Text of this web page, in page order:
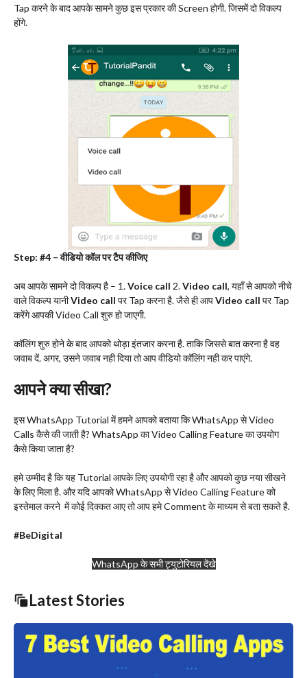
Tap करने के बाद आपके सामने कुछ इस प्रकार की Screen होगी. जिसमें दो विकल्प
होंगे.
Step: #4 – वीडियो कॉल पर टैप कीजिए
अब आपके सामने दो विकल्प है – 1.Voice call 2.Video call, यहाँ से आपको नीचे
वाले विकल्प यानीVideo call पर Tap करना है. जैसे ही आपVideo call पर Tap
करेंगे आपकी Video Call शुरु हो जाएगी.
कॉलिंग शुरु होने के बाद आपको थोड़ा इंतजार करना है. ताकि जिससे बात करना है वह
जवाब दें. अगर, उसने जवाब नही दिया तो आप वीडियो कॉलिंग नही कर पाएंगे.
आपने क्या सीखा?
इस WhatsApp Tutorial में हमने आपको बताया कि WhatsApp से Video
Calls कैसे की जाती है? WhatsApp का Video Calling Feature का उपयोग
कैसे किया जाता है?
हमे उम्मीद है कि यह Tutorial आपके लिए उपयोगी रहा है और आपको कुछ नया सीखने
के लिए मिला है. और यदि आपको WhatsApp से Video Calling Feature को
इस्तेमाल करने में कोई दिक्कत आए तो आप हमे Comment के माध्यम से बता सकते है.
#BeDigital
WhatsApp के सभी ट्युटोरियल देंखे
Latest Stories